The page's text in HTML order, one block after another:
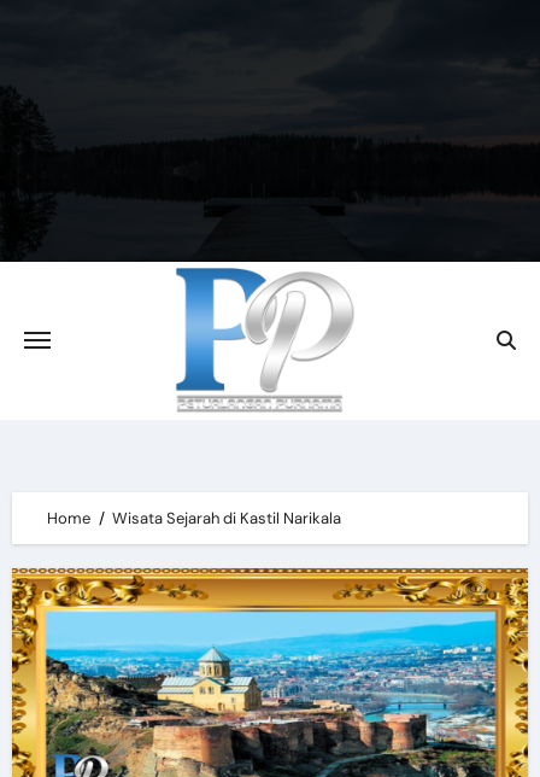
content
Home Wisata Sejarah di Kastil Narikala